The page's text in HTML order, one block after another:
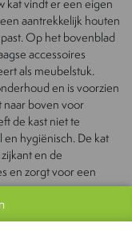
kat vindt er een eigen
aantrekkelijk houten
Op het bovenblad
accessoires
als meubelstuk.
en is voorzien
naar boven voor
de kast niet te
en hygiënisch. De kat
en de
en zorgt voor een
en de dubbele functie
van uw interieur als